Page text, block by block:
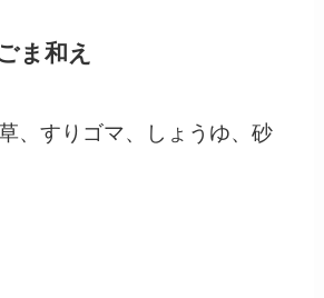
ま和え
、すりゴマ、しょうゆ、砂